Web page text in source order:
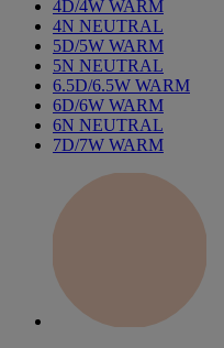
4D/4W WARM
4Ν NEUTRAL
5D/5W WARM
5Ν NEUTRAL
6.5D/6.5W WARM
6D/6W WARM
6Ν NEUTRAL
7D/7W WARM